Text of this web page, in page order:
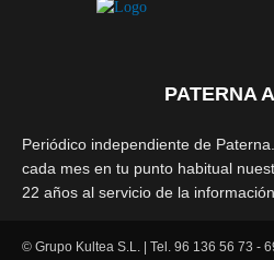
PATERNA
Periódico independiente de
cada mes en tu punto habitual
22 años al servicio de la
© Grupo Kultea S.L. | Tel. 96 136 56 73 -